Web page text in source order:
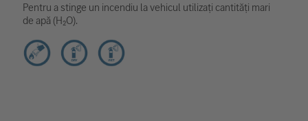
Pentru a stinge un incendiu la vehicul utilizați cantități mari
de apă (H₂O).